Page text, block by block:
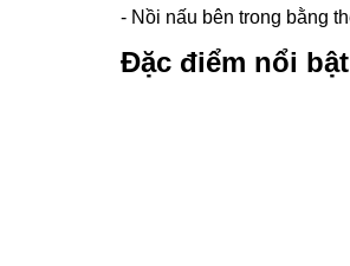
- Nồi nấu bên trong bằng
Đặc điểm nổi bật